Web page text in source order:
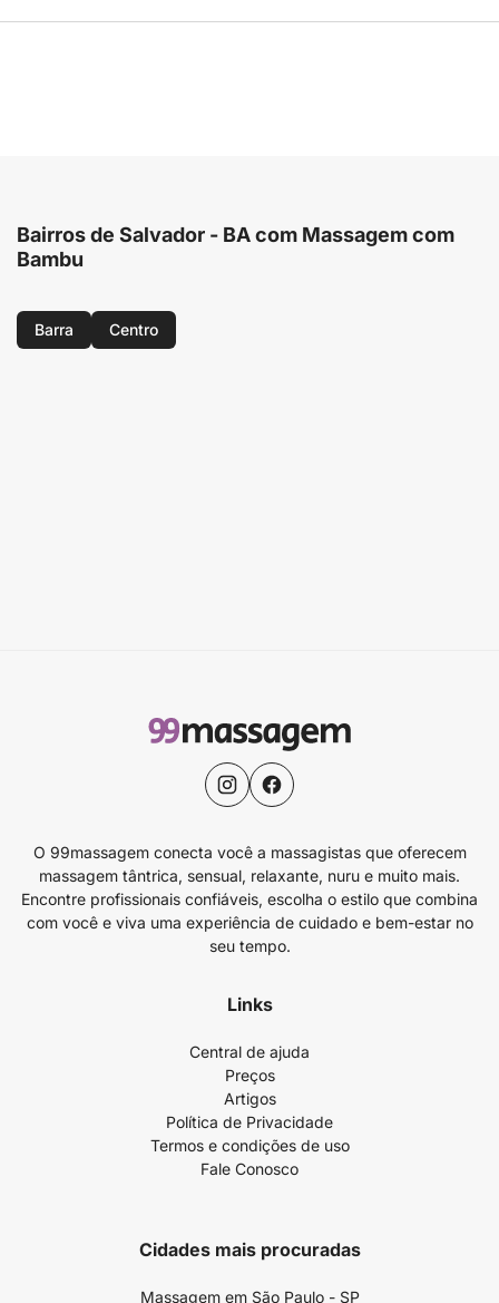
Bairros de Salvador - BA com Massagem com
Bambu
Barra Centro
O 99massagem conecta você a massagistas que oferecem
massagem tântrica, sensual, relaxante, nuru e muito mais.
Encontre profissionais confiáveis, escolha o estilo que combina
com você e viva uma experiência de cuidado e bem-estar no
seu tempo.
Links
Central de ajuda
Preços
Artigos
Política de Privacidade
Termos e condições de uso
Fale Conosco
Cidades mais procuradas
Massagem em São Paulo - SP